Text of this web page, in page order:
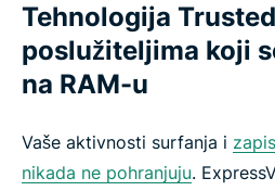
Zaštitite svoju e-poštu uz
SAD-a)
Tehnologija
poslužiteljima koji
na RAM-u
Vaše aktivnosti surfanja i
nikada ne pohranjuju.